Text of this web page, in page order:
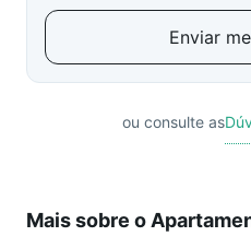
Enviar
ou consulte as
Mais sobre o